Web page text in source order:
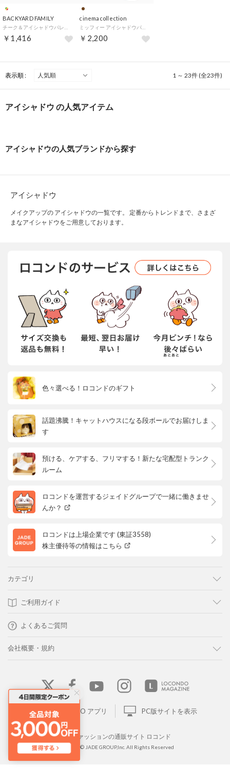
BACKYARD FAMILY
￥1,416
cinemacollection
￥2,200
表示順 : 1 ～ 23件 (全23件)
アイシャドウ の人気アイテム
アイシャドウの人気ブランドから探す
アイシャドウ
メイクアップの アイシャドウの一覧です。 定番からトレンドまで、さまざ
まなアイシャドウをご用意しております。
色々選べる！ロコンドのギフト
話題沸騰！キャットハウスになる段ボールでお届けしま
す
預ける、ケアする、フリマする！新たな宅配型トランク
ルーム
ロコンドを運営するジェイドグループで一緒に働きませ
んか？
ロコンドは上場企業です (東証3558)
株主優待等の情報はこちら
カテゴリ
ご利用ガイド
よくあるご質問
会社概要・規約
LOCONDO アプリ PC版サイトを表示
靴とファッションの通販サイト ロコンド
Copyright © JADE GROUP,Inc. All Rights Reserved